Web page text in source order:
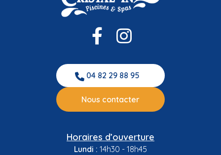
04 82 29 88 95
Nous contacter
Horaires d’ouverture
Lundi : 14h30 - 18h45